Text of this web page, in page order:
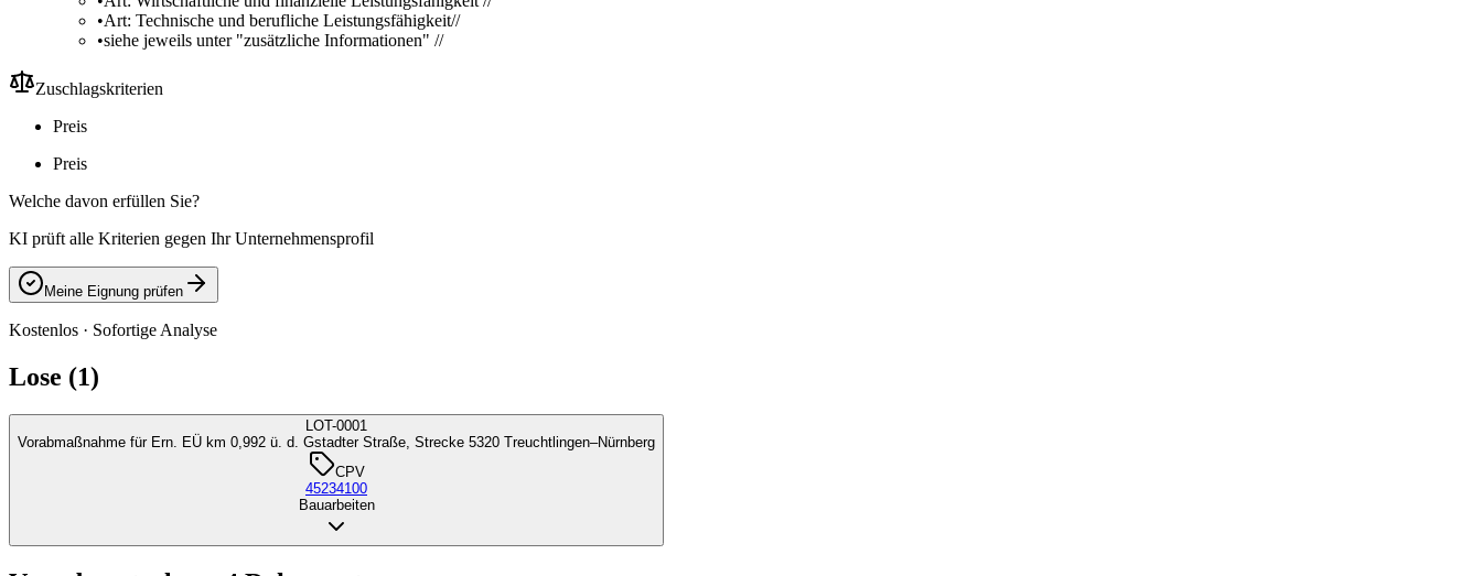
•Art: Technische und berufliche Leistungsfähigkeit//
•siehe jeweils unter "zusätzliche Informationen" //
Zuschlagskriterien
Preis
Preis
Welche davon erfüllen Sie?
KI prüft alle Kriterien gegen Ihr Unternehmensprofil
Meine Eignung prüfen
Kostenlos · Sofortige Analyse
Lose (1)
LOT-0001
Vorabmaßnahme für Ern. EÜ km 0,992 ü. d. Gstadter Straße, Strecke 5320 Treuchtlingen–Nürnberg
CPV
45234100
Bauarbeiten